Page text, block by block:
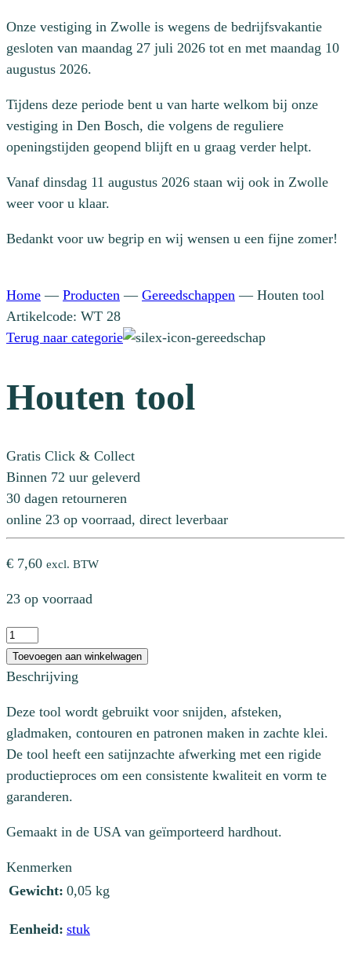
Onze vestiging in Zwolle is wegens de bedrijfsvakantie
gesloten van maandag 27 juli 2026 tot en met maandag 10
augustus 2026.
Tijdens deze periode bent u van harte welkom bij onze
vestiging in Den Bosch, die volgens de reguliere
openingstijden geopend blijft en u graag verder helpt.
Vanaf dinsdag 11 augustus 2026 staan wij ook in Zwolle
weer voor u klaar.
Bedankt voor uw begrip en wij wensen u een fijne zomer!
Home — Producten — Gereedschappen — Houten tool
Artikelcode: WT 28
Terug naar categorie
Houten tool
Gratis Click & Collect
Binnen 72 uur geleverd
30 dagen retourneren
online 23 op voorraad, direct leverbaar
€ 7,60 excl. BTW
23 op voorraad
Houten
tool
aantal
Toevoegen aan winkelwagen
Beschrijving
Deze tool wordt gebruikt voor snijden, afsteken,
gladmaken, contouren en patronen maken in zachte klei.
De tool heeft een satijnzachte afwerking met een rigide
productieproces om een consistente kwaliteit en vorm te
garanderen.
Gemaakt in de USA van geïmporteerd hardhout.
Kenmerken
Gewicht: 0,05 kg
Eenheid: stuk